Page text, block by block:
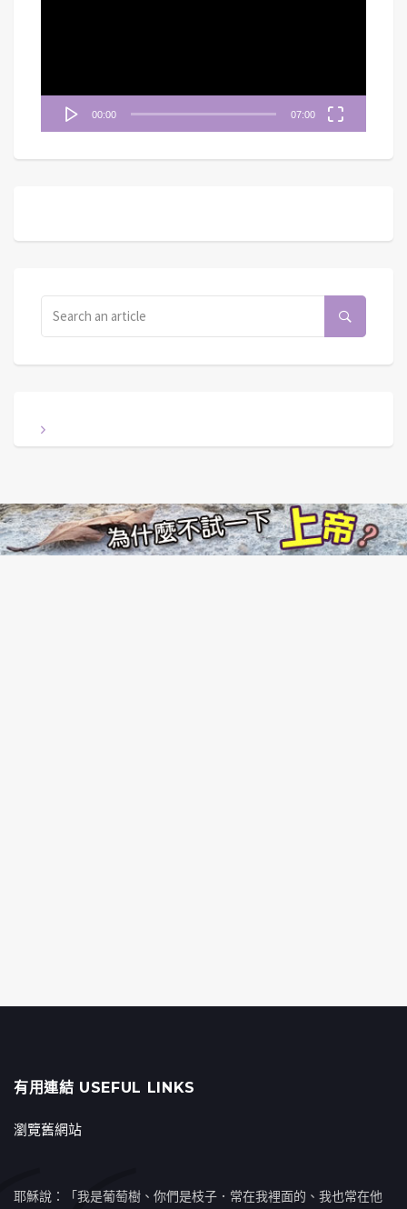
00:00 07:00
有用連結 USEFUL LINKS
瀏覽舊網站
耶穌說：「我是葡萄樹、你們是枝子．常在我裡面的、我也常在他